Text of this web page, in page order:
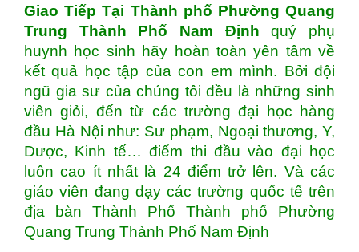
Giao Tiếp Tại Thành phố Phường Quang
Trung Thành Phố Nam Định quý phụ
huynh học sinh hãy hoàn toàn yên tâm về
kết quả học tập của con em mình. Bởi đội
ngũ gia sư của chúng tôi đều là những sinh
viên giỏi, đến từ các trường đại học hàng
đầu Hà Nội như: Sư phạm, Ngoại thương, Y,
Dược, Kinh tế… điểm thi đầu vào đại học
luôn cao ít nhất là 24 điểm trở lên. Và các
giáo viên đang dạy các trường quốc tế trên
địa bàn Thành Phố Thành phố Phường
Quang Trung Thành Phố Nam Định